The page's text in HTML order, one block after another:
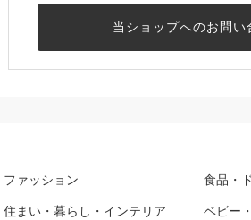
当ショップへのお問い
ファッション 食品・
住まい・暮らし・インテリア ベビー